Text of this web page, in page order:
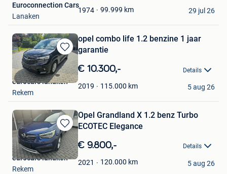
Favorieten1974 99.999 km
Euroconnection Cars
Lanaken
29 jul 26
Bewaren
in
Mijn
Favorieten
opel combo life 1.2 benzine 1 jaar
garantie
€ 10.300,- Details
2019 115.000 km
eurocars lanaken
Rekem
5 aug 26
Bewaren
in
Mijn
Favorieten
Opel Grandland X 1.2 benz Turbo
ECOTEC Elegance
€ 9.800,- Details
2021 120.000 km
eurocars lanaken
Rekem
5 aug 26